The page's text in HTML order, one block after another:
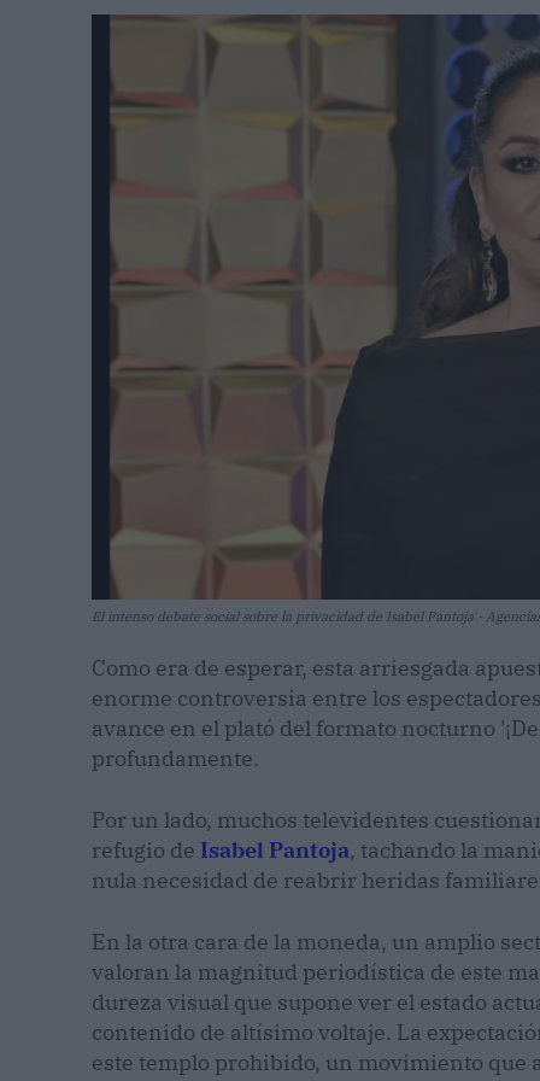
El intenso debate social sobre la privacidad de Isabel Pantoja -
Como era de esperar, esta arriesgada
enorme controversia entre los
avance en el plató del formato nocturno
profundamente.
Por un lado, muchos televidentes
refugio de Isabel Pantoja, tachando la
nula necesidad de reabrir heridas
En la otra cara de la moneda, un amplio
valoran la magnitud periodística de este
dureza visual que supone ver el estado
contenido de altísimo voltaje. La
este templo prohibido, un movimiento que